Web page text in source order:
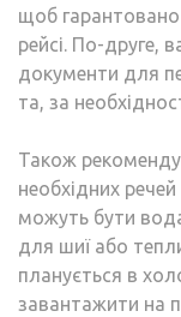
щоб
рейсі. По-друге,
документи для
та, за
Також
необхідних
можуть бути
для шиї або
планується в
завантажити на